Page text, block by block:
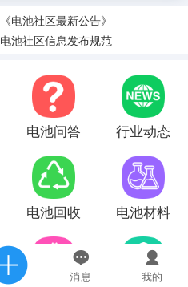
消息 我的
《电池社区最新公告》
电池社区信息发布规范
电池问答 行业动态
电池回收 电池材料